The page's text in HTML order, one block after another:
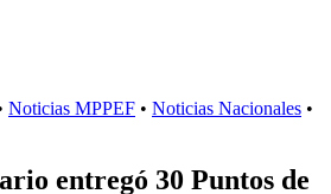
Noticias MPPEF • Noticias Nacionales •
entregó 30 Puntos de